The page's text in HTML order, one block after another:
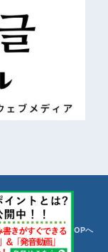
TOPへ